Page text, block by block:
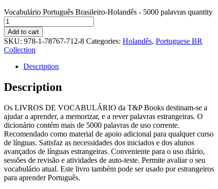
Vocabulário Português Brasileiro-Holandês - 5000 palavras quantity
Add to cart
SKU: 978-1-78767-712-8 Categories: Holandês, Portuguese BR
Collection
Description
Description
Os LIVROS DE VOCABULÁRIO da T&P Books destinam-se a
ajudar a aprender, a memorizar, e a rever palavras estrangeiras. O
dicionário contém mais de 5000 palavras de uso corrente.
Recomendado como material de apoio adicional para qualquer curso
de línguas. Satisfaz as necessidades dos iniciados e dos alunos
avançados de línguas estrangeiras. Conveniente para o uso diário,
sessões de revisão e atividades de auto-teste. Permite avaliar o seu
vocabulário atual. Este livro também pode ser usado por estrangeiros
para aprender Português.